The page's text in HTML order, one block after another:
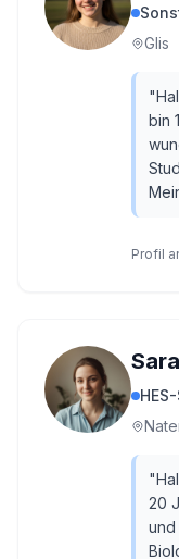
Glis
"
bin
Profil
Sara
"
20
und